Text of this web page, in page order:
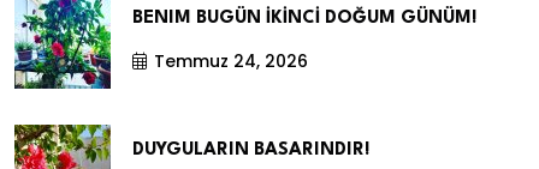
BENIM BUGÜN İKİNCİ DOĞUM GÜNÜM!
Temmuz 24, 2026
DUYGULARIN BASARINDIR!